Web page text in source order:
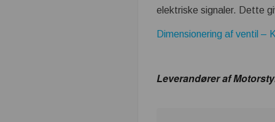
elektriske signaler. Dette
Dimensionering af ventil –
Leverandører af